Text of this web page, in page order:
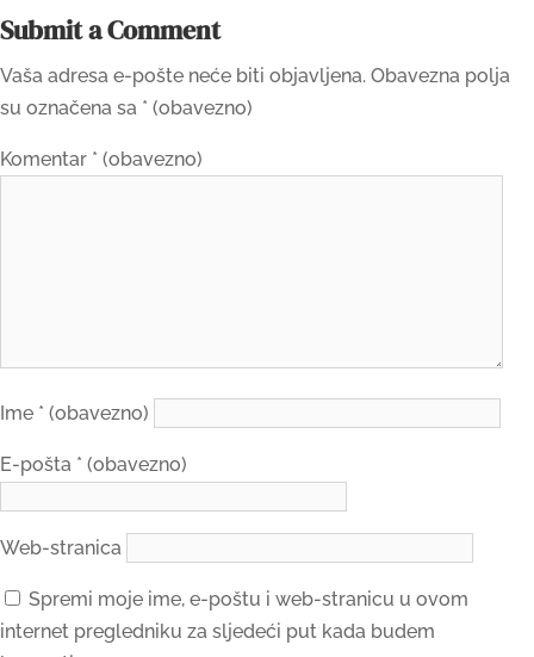
Submit a Comment
Vaša adresa e-pošte neće biti objavljena. Obavezna polja
su označena sa * (obavezno)
Komentar * (obavezno)
Ime * (obavezno)
E-pošta * (obavezno)
Web-stranica
Spremi moje ime, e-poštu i web-stranicu u ovom
internet pregledniku za sljedeći put kada budem